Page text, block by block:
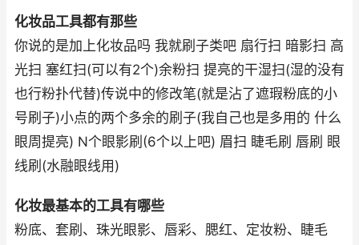
化妆品工具都有那些
你说的是加上化妆品吗 我就刷子类吧 扇行扫 暗影扫 高
光扫 塞红扫(可以有2个)余粉扫 提亮的干湿扫(湿的没有
也行粉扑代替)传说中的修改笔(就是沾了遮瑕粉底的小
号刷子)小点的两个多余的刷子(我自己也是多用的 什么
眼周提亮) N个眼影刷(6个以上吧) 眉扫 睫毛刷 唇刷 眼
线刷(水融眼线用)
化妆最基本的工具有哪些
粉底、套刷、珠光眼影、唇彩、腮红、定妆粉、睫毛